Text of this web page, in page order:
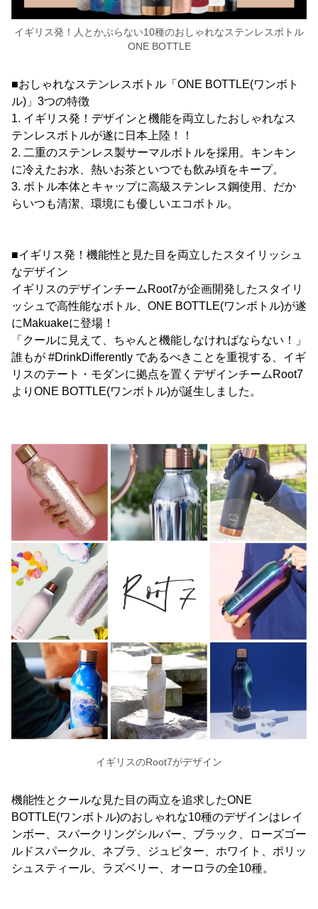
イギリス発！人とかぶらない10種のおしゃれなステンレスボトル
ONE BOTTLE
■おしゃれなステンレスボトル「ONE BOTTLE(ワンボト
ル)」3つの特徴
1. イギリス発！デザインと機能を両立したおしゃれなス
テンレスボトルが遂に日本上陸！！
2. 二重のステンレス製サーマルボトルを採用。キンキン
に冷えたお水、熱いお茶といつでも飲み頃をキープ。
3. ボトル本体とキャップに高級ステンレス鋼使用、だか
らいつも清潔、環境にも優しいエコボトル。
■イギリス発！機能性と見た目を両立したスタイリッシュ
なデザイン
イギリスのデザインチームRoot7が企画開発したスタイリ
ッシュで高性能なボトル、ONE BOTTLE(ワンボトル)が遂
にMakuakeに登場！
「クールに見えて、ちゃんと機能しなければならない！」
誰もが #DrinkDifferently であるべきことを重視する、イギ
リスのテート・モダンに拠点を置くデザインチームRoot7
よりONE BOTTLE(ワンボトル)が誕生しました。
イギリスのRoot7がデザイン
機能性とクールな見た目の両立を追求したONE
BOTTLE(ワンボトル)のおしゃれな10種のデザインはレイ
ンボー、スパークリングシルバー、ブラック、ローズゴー
ルドスパークル、ネブラ、ジュピター、ホワイト、ポリッ
シュスティール、ラズベリー、オーロラの全10種。